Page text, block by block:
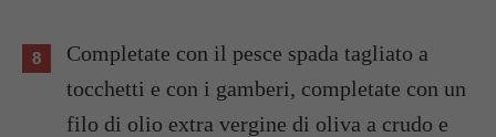
Completate con il pesce spada tagliato a
tocchetti e con i gamberi, completate con un
filo di olio extra vergine di oliva a crudo e